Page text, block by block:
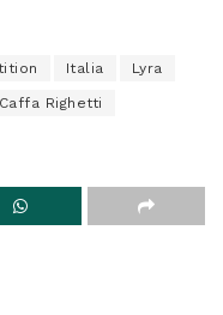
Italia Lyra
Righetti